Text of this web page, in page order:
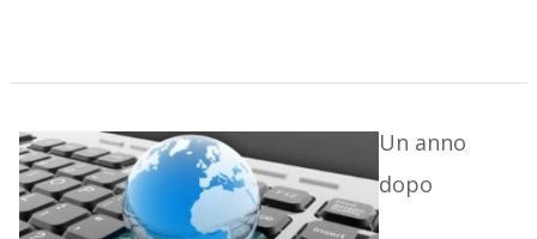
Un anno
dopo